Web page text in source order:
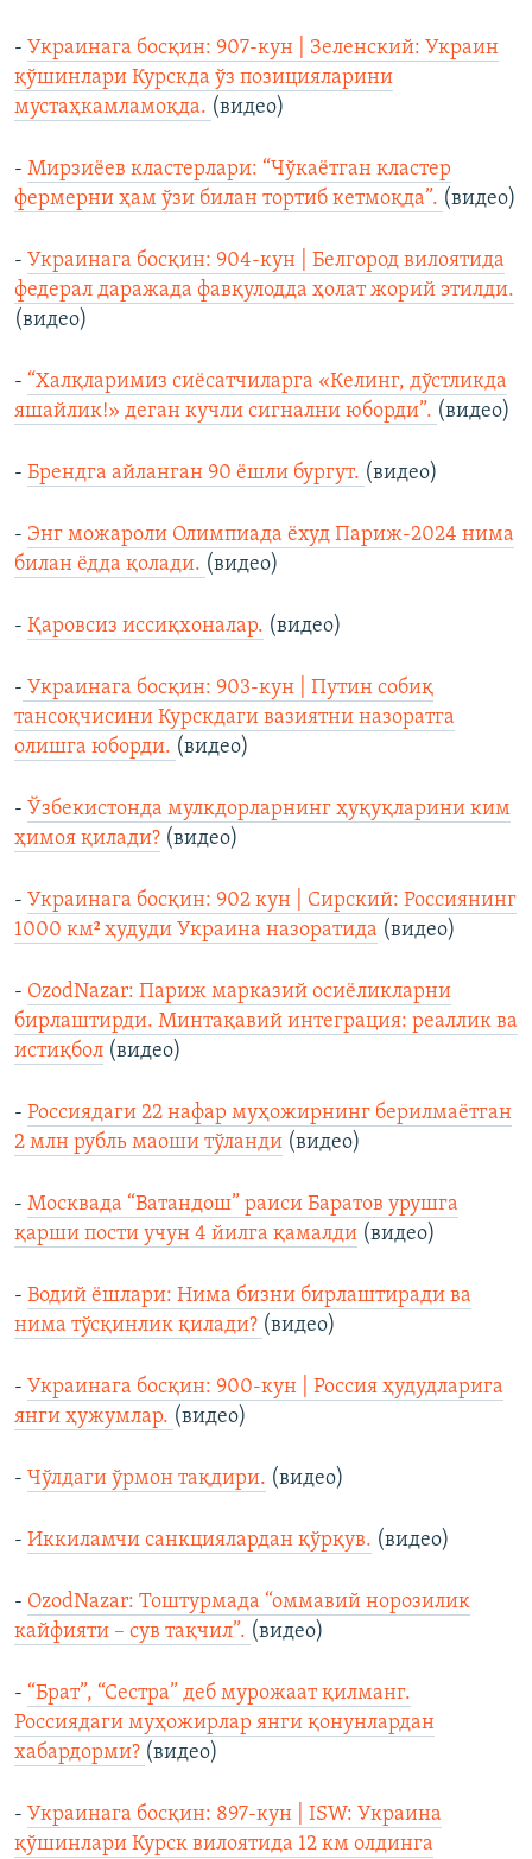
- Украинага босқин: 907-кун | Зеленский: Украин
қўшинлари Курскда ўз позицияларини
мустаҳкамламоқда. (видео)
- Мирзиёев кластерлари: “Чўкаётган кластер
фермерни ҳам ўзи билан тортиб кетмоқда”. (видео)
- Украинага босқин: 904-кун | Белгород вилоятида
федерал даражада фавқулодда ҳолат жорий этилди.
(видео)
- “Халқларимиз сиёсатчиларга «Келинг, дўстликда
яшайлик!» деган кучли сигнални юборди”. (видео)
- Брендга айланган 90 ёшли бургут. (видео)
- Энг можароли Олимпиада ёхуд Париж-2024 нима
билан ёдда қолади. (видео)
- Қаровсиз иссиқхоналар. (видео)
- Украинага босқин: 903-кун | Путин собиқ
тансоқчисини Курскдаги вазиятни назоратга
олишга юборди. (видео)
- Ўзбекистонда мулкдорларнинг ҳуқуқларини ким
ҳимоя қилади? (видео)
- Украинага босқин: 902 кун | Сирский: Россиянинг
1000 км² ҳудуди Украина назоратида (видео)
- OzodNazar: Париж марказий осиёликларни
бирлаштирди. Минтақавий интеграция: реаллик ва
истиқбол (видео)
- Россиядаги 22 нафар муҳожирнинг берилмаётган
2 млн рубль маоши тўланди (видео)
- Москвада “Ватандош” раиси Баратов урушга
қарши пости учун 4 йилга қамалди (видео)
- Водий ёшлари: Нима бизни бирлаштиради ва
нима тўсқинлик қилади? (видео)
- Украинага босқин: 900-кун | Россия ҳудудларига
янги ҳужумлар. (видео)
- Чўлдаги ўрмон тақдири. (видео)
- Иккиламчи санкциялардан қўрқув. (видео)
- OzodNazar: Тоштурмада “оммавий норозилик
кайфияти – сув тақчил”. (видео)
- “Брат”, “Сестра” деб мурожаат қилманг.
Россиядаги муҳожирлар янги қонунлардан
хабардорми? (видео)
- Украинага босқин: 897-кун | ISW: Украина
қўшинлари Курск вилоятида 12 км олдинга